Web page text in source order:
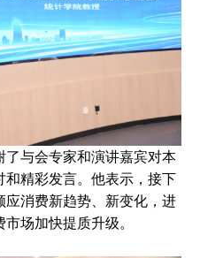
了与会专家和演讲嘉宾对本
和精彩发言。他表示，接下
应消费新趋势、新变化，进
场加快提质升级。